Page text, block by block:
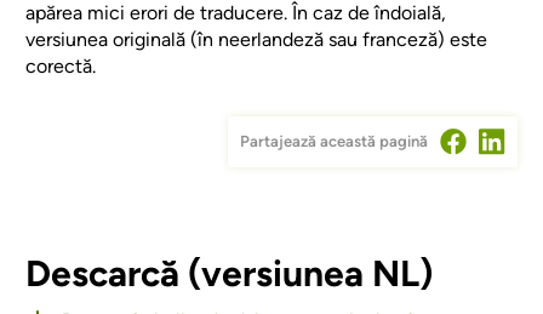
apărea mici erori de traducere. În caz de îndoială,
versiunea originală (în neerlandeză sau franceză) este
corectă.
Partajează această pagină
Descarcă (versiunea NL)